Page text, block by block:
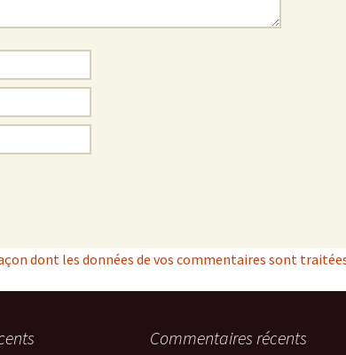
dont les données de vos commentaires sont
Commentaires récents